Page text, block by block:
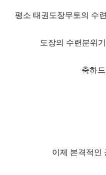
평소 태권도장무토의 수
도장의 수련분위
축하
이제 본격적인